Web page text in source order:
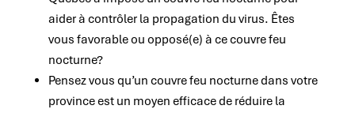
aider à contrôler la propagation du virus. Êtes
vous favorable ou opposé(e) à ce couvre feu
nocturne?
Pensez vous qu’un couvre feu nocturne dans votre
province est un moyen efficace de réduire la